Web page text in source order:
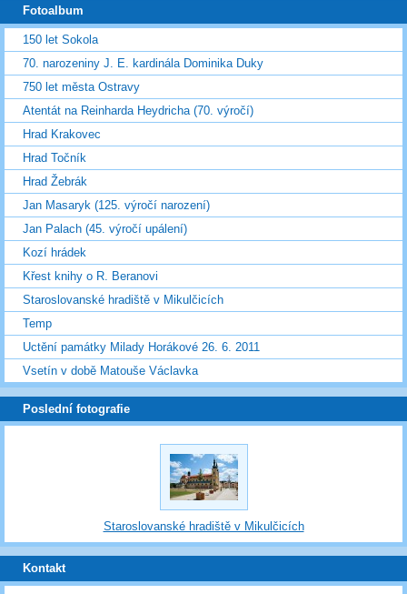
Fotoalbum
150 let Sokola
70. narozeniny J. E. kardinála Dominika Duky
750 let města Ostravy
Atentát na Reinharda Heydricha (70. výročí)
Hrad Krakovec
Hrad Točník
Hrad Žebrák
Jan Masaryk (125. výročí narození)
Jan Palach (45. výročí upálení)
Kozí hrádek
Křest knihy o R. Beranovi
Staroslovanské hradiště v Mikulčicích
Temp
Uctění památky Milady Horákové 26. 6. 2011
Vsetín v době Matouše Václavka
Poslední fotografie
Staroslovanské hradiště v Mikulčicích
Kontakt